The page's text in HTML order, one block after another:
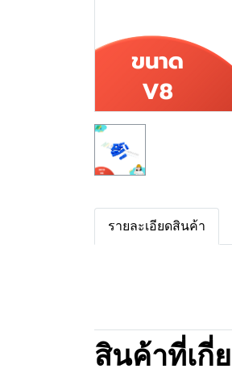
รายละเอียดสินค้า
สินค้าที่เกี่